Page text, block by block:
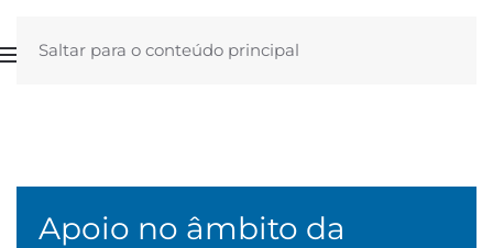
Saltar para o conteúdo principal
Apoio no âmbito da